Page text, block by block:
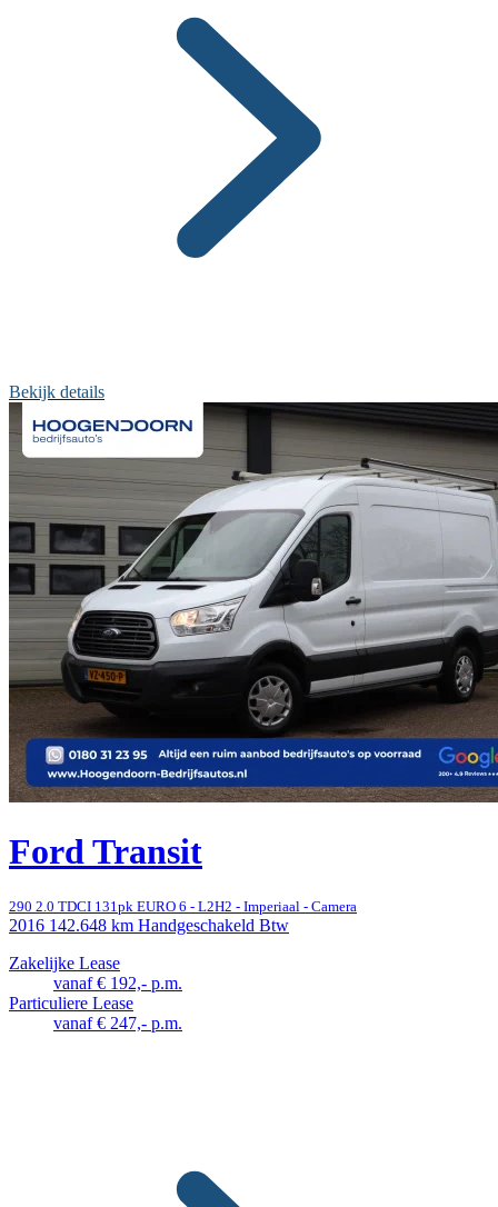
Bekijk details
Ford Transit
290 2.0 TDCI 131pk EURO 6 - L2H2 - Imperiaal - Camera
2016 142.648 km Handgeschakeld Btw
Zakelijke Lease
vanaf € 192,- p.m.
Particuliere Lease
vanaf € 247,- p.m.